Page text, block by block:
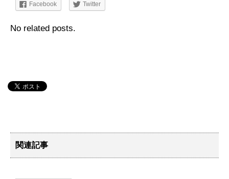
Facebook Twitter
No related posts.
関連記事